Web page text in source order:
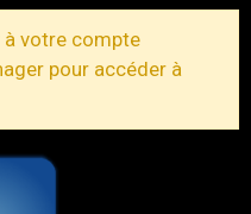
à votre compte
pour accéder à